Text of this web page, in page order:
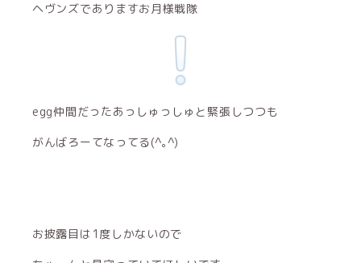
ヘヴンズでありますお月様戦隊
egg仲間だったあっしゅっしゅと緊張しつつも
がんばろーてなってる(^｡^)
お披露目は1度しかないので